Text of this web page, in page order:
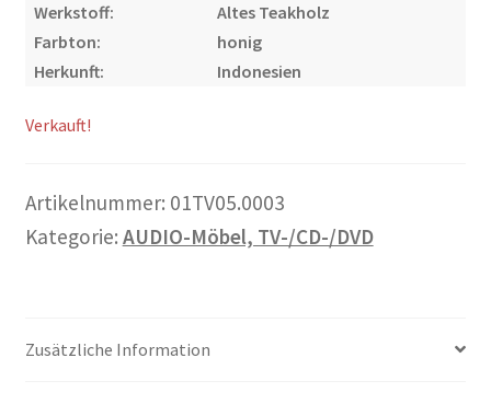
Versandkosten und Zahlungsbedingungen
Werkstoff:
Altes Teakholz
Farbton:
honig
Herkunft:
Indonesien
Verkauft!
Artikelnummer: 01TV05.0003
Kategorie: AUDIO-Möbel, TV-/CD-/DVD
Zusätzliche Information